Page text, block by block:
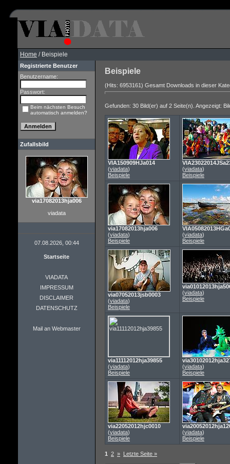
Home / Beispiele
Registrierte Benutzer
Benutzername:
Passwort:
Beim nächsten Besuch
automatisch anmelden?
Zufallsbild
via17082013hja006
viadata
07.08.2026, 00:44
Startseite
VIADATA
IMPRESSUM
DISCLAIMER
DATENSCHUTZ
Mail an Webmaster
Beispiele
(Hits: 6953161) Gesamt Downloads in dieser
Gefunden: 30 Bild(er) auf 2 Seite(n). Angezeigt:
VIA150909HJa014
(viadata)
Beispiele
(viadata)
Beispiele
via17082013hja006
(viadata)
Beispiele
(viadata)
Beispiele
via07052013jsb0003
(viadata)
Beispiele
(viadata)
Beispiele
via11112012hja39855
(viadata)
Beispiele
(viadata)
Beispiele
via22052012hjc0010
(viadata)
Beispiele
(viadata)
Beispiele
1 2 » Letzte Seite »